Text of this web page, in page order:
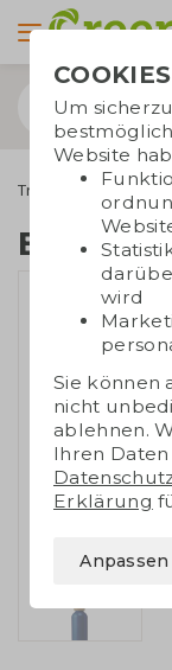
Trinkwaren
COOKIES
Um
Website
wird
Sie können
nicht
ablehnen.
Ihren
Erklärung
Anpassen